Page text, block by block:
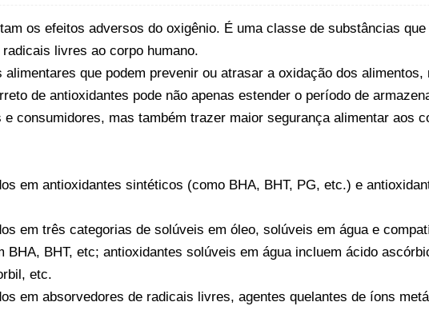
os efeitos adversos do oxigênio. É uma classe de substâncias
livres ao corpo humano.
que podem prevenir ou atrasar a oxidação dos
de antioxidantes pode não apenas estender o período de
consumidores, mas também trazer maior segurança alimentar aos
em antioxidantes sintéticos (como BHA, BHT, PG, etc.) e
em três categorias de solúveis em óleo, solúveis em água e
BHA, BHT, etc; antioxidantes solúveis em água incluem ácido
etc.
em absorvedores de radicais livres, agentes quelantes de íons